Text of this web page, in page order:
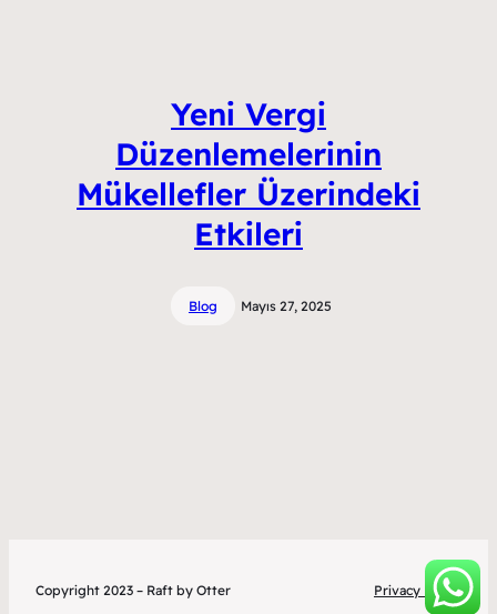
Yeni Vergi
Düzenlemelerinin
Mükellefler Üzerindeki
Etkileri
Blog Mayıs 27, 2025
Copyright 2023 – Raft by Otter Privacy Policy